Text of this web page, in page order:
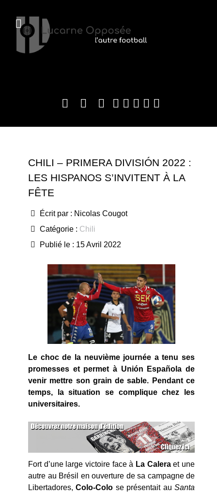
CHILI – PRIMERA DIVISIÓN 2022 :
LES HISPANOS S’INVITENT À LA
FÊTE
Écrit par : Nicolas Cougot
Catégorie : Chili
Publié le : 15 Avril 2022
Le choc de la neuvième journée a tenu ses
promesses et permet à Unión Española de
venir mettre son grain de sable. Pendant ce
temps, la situation se complique chez les
universitaires.
Fort d’une large victoire face à La Caleraet une
autre au Brésil en ouverture de sa campagne de
Libertadores,Colo-Colo se présentait auSanta